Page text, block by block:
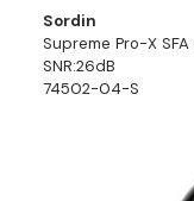
Sordin
Supreme Pro-X SFA
SNR:26dB
74502-04-S